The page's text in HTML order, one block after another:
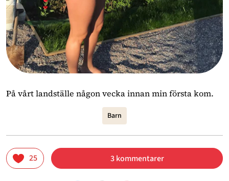
På vårt landställe någon vecka innan min första kom.
Barn
25 3 kommentarer